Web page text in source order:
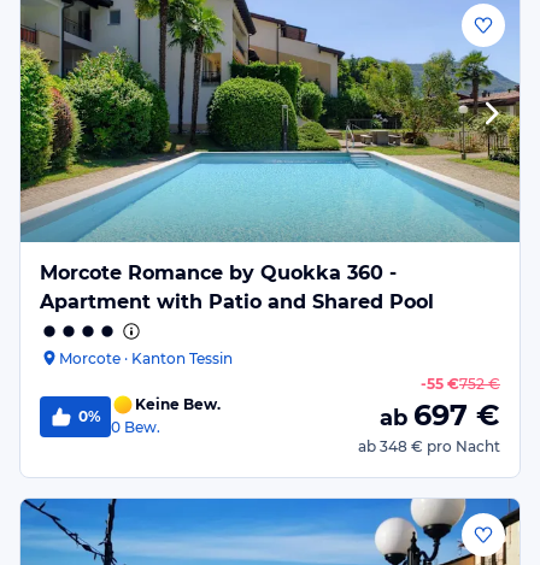
Morcote Romance by Quokka 360 -
Apartment with Patio and Shared Pool
Morcote · Kanton Tessin
0%
Keine Bew.
0 Bew.
-55 €752 €
ab 697 €
ab 348 € pro Nacht